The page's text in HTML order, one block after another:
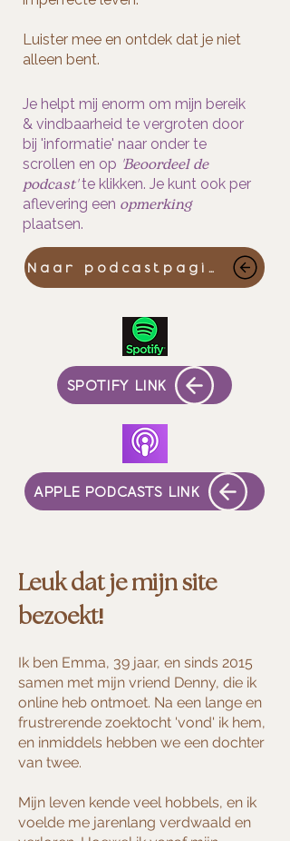
Luister mee en ontdek dat je niet
alleen bent.
Je helpt mij enorm om mijn bereik
& vindbaarheid te vergroten door
bij 'informatie' naar onder te
scrollen en op 'Beoordeel de
podcast'te klikken. Je kunt ook per
aflevering een opmerking
plaatsen.
Naar podcastpagina
SPOTIFY LINK
APPLE PODCASTS LINK
Leuk dat je mijn site
bezoekt!
Ik ben Emma, 39 jaar, en sinds 2015
samen met mijn vriend Denny, die ik
online heb ontmoet. Na een lange en
frustrerende zoektocht 'vond' ik hem,
en inmiddels hebben we een dochter
van twee.
Mijn leven kende veel hobbels, en ik
voelde me jarenlang verdwaald en